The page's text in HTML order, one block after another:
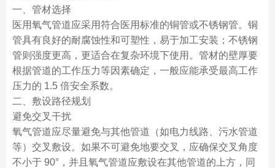
一、管材选择
医用氧气管道应采用符合医用标准的铜管或不锈钢管。铜
管具有良好的耐腐蚀性和可塑性，易于加工安装；不锈钢
管则强度更高，更适合在复杂环境下使用。管材的壁厚要
根据管道的工作压力等因素确定，一般应能承受最高工作
压力的 1.5 倍安全系数。
二、敷设路径规划
避免交叉干扰
氧气管道应尽量避免与其他管道（如电力线路、污水管道
等）交叉敷设。如果不可避免地要交叉，应确保交叉角度
不小于 90°，并且氧气管道应敷设在其他管道的上方，同